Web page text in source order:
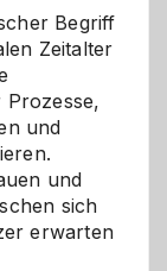
Begriff
Zeitalter
Prozesse,
und
und
sich
erwarten